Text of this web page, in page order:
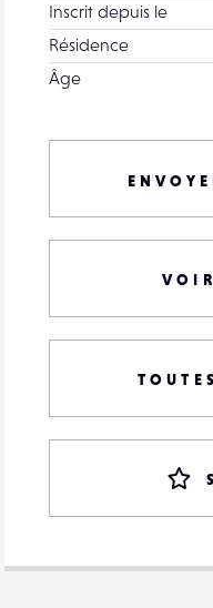
Inscrit depuis le
Résidence
Âge